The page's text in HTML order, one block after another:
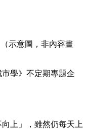
示意圖，非內容畫
學》不定期專題企
上」，雖然仍每天上